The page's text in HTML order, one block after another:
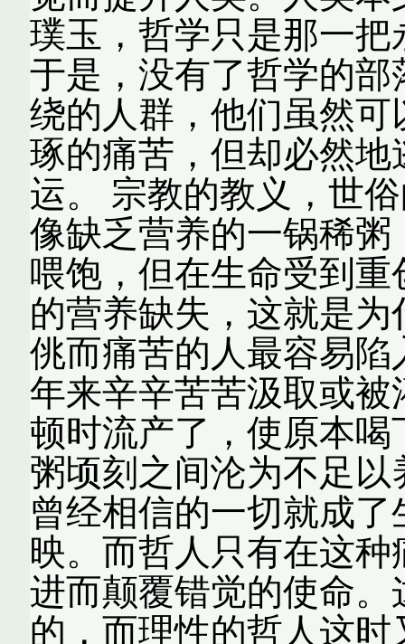
璞玉，哲学只是那一
于是，没有了哲学的
绕的人群，他们虽然
琢的痛苦，但却必然
运。 宗教的教义，世
像缺乏营养的一锅稀
喂饱，但在生命受到
的营养缺失，这就是
佻而痛苦的人最容易
年来辛辛苦苦汲取或
顿时流产了，使原本
粥顷刻之间沦为不足
曾经相信的一切就成
映。而哲人只有在这
进而颠覆错觉的使命
的，而理性的哲人这